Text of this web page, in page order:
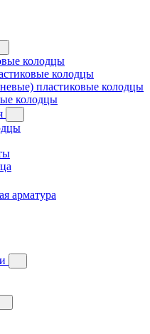
колодцы
колодцы
пластиковые колодцы
колодцы
арматура